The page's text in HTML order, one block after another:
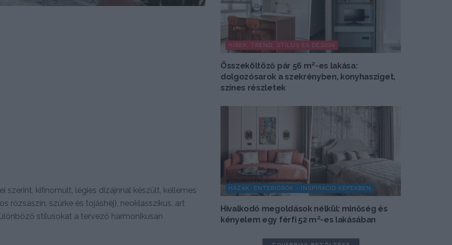
szerint, kifinomult, légies dizájnnal készült, kellemes
rózsaszín, szürke és tojáshéj), neoklasszikus, art
stílusokat a tervező harmonikusan
HÍREK, TREND, STÍLUS ÉS DESIGN
Összeköltöző pár 56 m²-es lakása:
dolgozósarok a szekrényben, konyhasziget,
színes részletek
HÁZAK, ENTERIŐRÖK - INSPIRÁCIÓ KÉPEKBEN
Hivalkodó megoldások nélkül: minőség és
kényelem egy férfi 52 m²-es lakásában